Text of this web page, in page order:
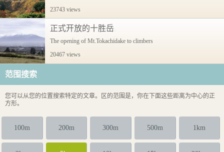
23743 views
正式开放的十胜岳
The opening of Mt.Tokachidake to climbers
20467 views
范围搜索
您可以从您的位置搜索特定的文章。区的范围是，你在下面这些距离为中心的正
方形。
100m 200m 300m 500m 1km